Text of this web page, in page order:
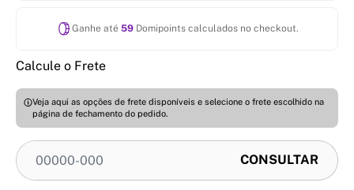
Ganhe até 59Domipoints calculados no checkout.
Calcule o Frete
Veja aqui as opções de frete disponíveis e selecione o frete escolhido na
página de fechamento do pedido.